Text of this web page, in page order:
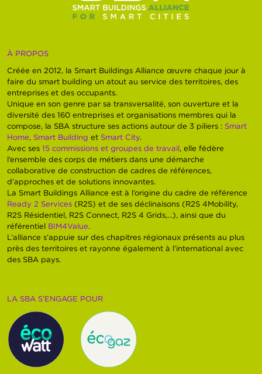
À PROPOS
Créée en 2012, la Smart Buildings Alliance œuvre chaque jour à
faire du smart building un atout au service des territoires, des
entreprises et des occupants.
Unique en son genre par sa transversalité, son ouverture et la
diversité des 160 entreprises et organisations membres qui la
compose, la SBA structure ses actions autour de 3 piliers : Smart
Home
Smart Building et Smart City
Avec ses15 commissions et groupes de travail , elle fédère
l’ensemble des corps de métiers dans une démarche
collaborative de construction de cadres de références,
d’approches et de solutions innovantes.
La Smart Buildings Alliance est à l’origine du cadre de référence
Ready 2 Services (R2S) et de ses déclinaisons (R2S 4Mobility,
R2S Résidentiel, R2S Connect, R2S 4 Grids,…), ainsi que du
référentiel BIM4Value
L’alliance s’appuie sur des chapitres régionaux présents au plus
près des territoires et rayonne également à l’international avec
des SBA pays.
LA SBA S’ENGAGE POUR